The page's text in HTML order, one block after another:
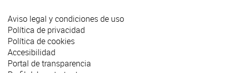
Aviso legal y condiciones de uso
Política de privacidad
Política de cookies
Accesibilidad
Portal de transparencia